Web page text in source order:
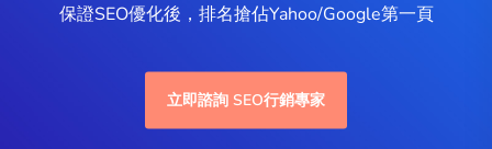
保證SEO優化後，排名搶佔Yahoo/Google第一頁
立即諮詢 SEO行銷專家